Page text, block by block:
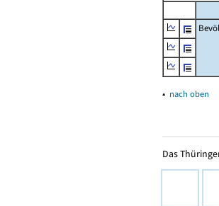
▴ nach oben
Das